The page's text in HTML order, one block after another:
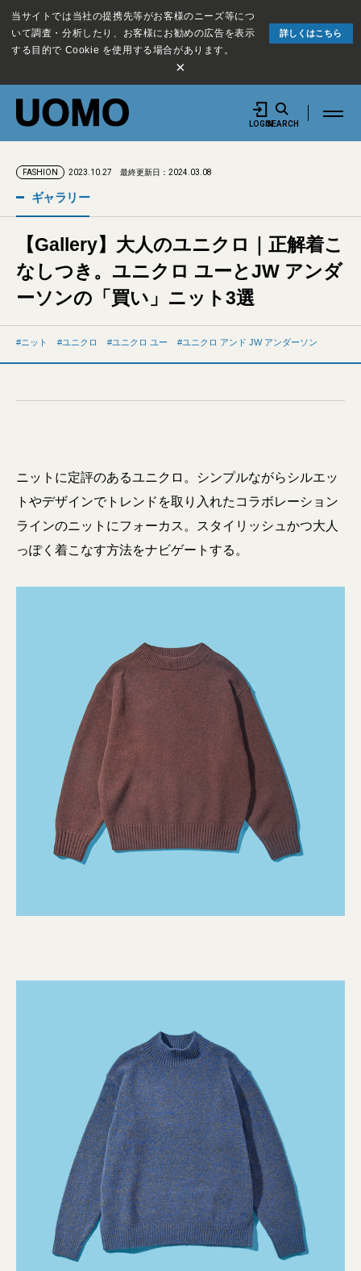
当サイトでは当社の提携先等がお客様のニーズ等につ
いて調査・分析したり、お客様にお勧めの広告を表示
する目的で Cookie を使用する場合があります。
詳しくはこちら
×
LOGINSEARCH
FASHION 2023.10.27 最終更新日：2024.03.08
ギャラリー
【Gallery】大人のユニクロ｜正解着こ
なしつき。ユニクロ ユーとJW アンダ
ーソンの「買い」ニット3選
ニット ユニクロ ユニクロ ユー ユニクロ アンド JW アンダーソン
ニットに定評のあるユニクロ。シンプルながらシルエッ
トやデザインでトレンドを取り入れたコラボレーション
ラインのニットにフォーカス。スタイリッシュかつ大人
っぽく着こなす方法をナビゲートする。